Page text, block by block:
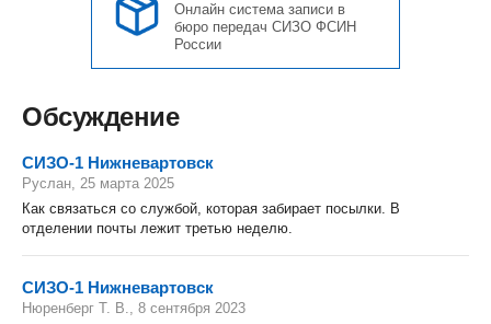
Онлайн система записи в
бюро передач СИЗО ФСИН
России
Обсуждение
СИЗО-1 Нижневартовск
Руслан, 25 марта 2025
Как связаться со службой, которая забирает посылки. В
отделении почты лежит третью неделю.
СИЗО-1 Нижневартовск
Нюренберг Т. В., 8 сентября 2023